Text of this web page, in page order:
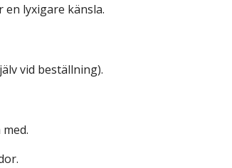
lyxigare känsla.
vid beställning).